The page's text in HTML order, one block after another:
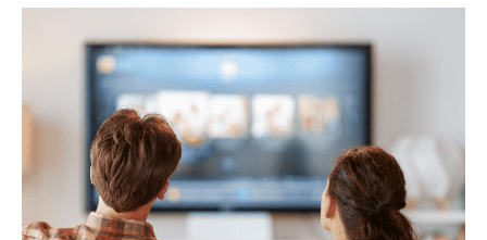
Series
rodadas
en
locaciones
de
filmación
que
puedes
visitar